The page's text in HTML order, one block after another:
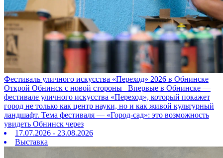
Фестиваль уличного искусства «Переход» 2026 в Обнинске
Открой Обнинск с новой стороны Впервые в Обнинске —
фестивале уличного искусства «Переход», который покажет
город не только как центр науки, но и как живой культурный
ландшафт. Тема фестиваля — «Город‑сад»: это возможность
увидеть Обнинск через
17.07.2026 - 23.08.2026
Выставка